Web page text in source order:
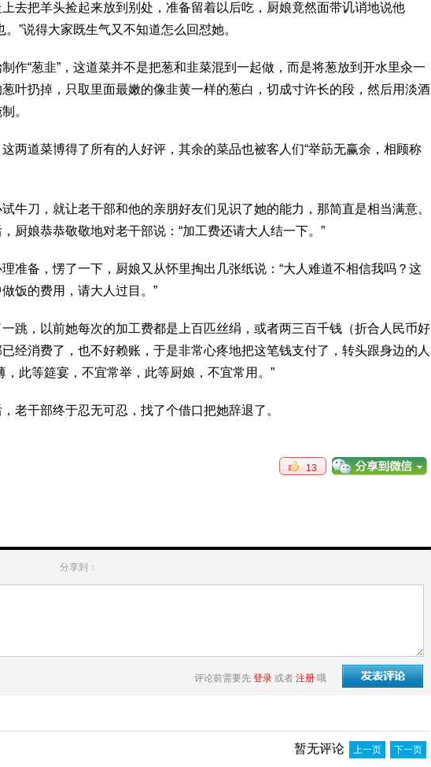
去把羊头捡起来放到别处，准备留着以后吃，厨娘竟然面带讥诮地说他
。”说得大家既生气又不知道怎么回怼她。
作“葱韭”，这道菜并不是把葱和韭菜混到一起做，而是将葱放到开水里汆一
叶扔掉，只取里面最嫩的像韭黄一样的葱白，切成寸许长的段，然后用淡酒
。
两道菜博得了所有的人好评，其余的菜品也被客人们“举筯无赢余，相顾称
牛刀，就让老干部和他的亲朋好友们见识了她的能力，那简直是相当满意。
厨娘恭恭敬敬地对老干部说：“加工费还请大人结一下。”
准备，愣了一下，厨娘又从怀里掏出几张纸说：“大人难道不相信我吗？这
饭的费用，请大人过目。”
跳，以前她每次的加工费都是上百匹丝绢，或者两三百千钱（折合人民币好
经消费了，也不好赖账，于是非常心疼地把这笔钱支付了，转头跟身边的人
，此等筵宴，不宜常举，此等厨娘，不宜常用。”
老干部终于忍无可忍，找了个借口把她辞退了。
13
分享到：
评论前需要先 登录 或者 注册 哦
暂无评论 上一页 下一页